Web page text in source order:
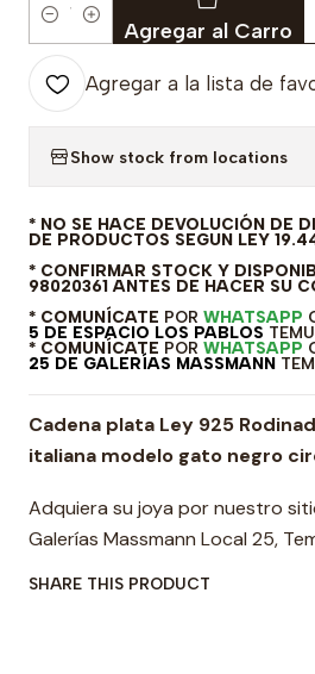
Cantidad Agregar al Carro
Agregar a la lista de
Show stock from locations
* NO SE HACE DEVOLUCIÓN DE
DE PRODUCTOS SEGUN LEY
* CONFIRMAR STOCK Y
98020361 ANTES DE HACER SU
* COMUNÍCATE POR WHATSAPP
5 DE ESPACIO LOS PABLOS
* COMUNÍCATE POR WHATSAPP
25 DE GALERÍAS MASSMANN
Cadena plata Ley 925
italiana modelo gato negro
Adquiera su joya por nuestro
Galerías Massmann Local 25,
SHARE THIS PRODUCT